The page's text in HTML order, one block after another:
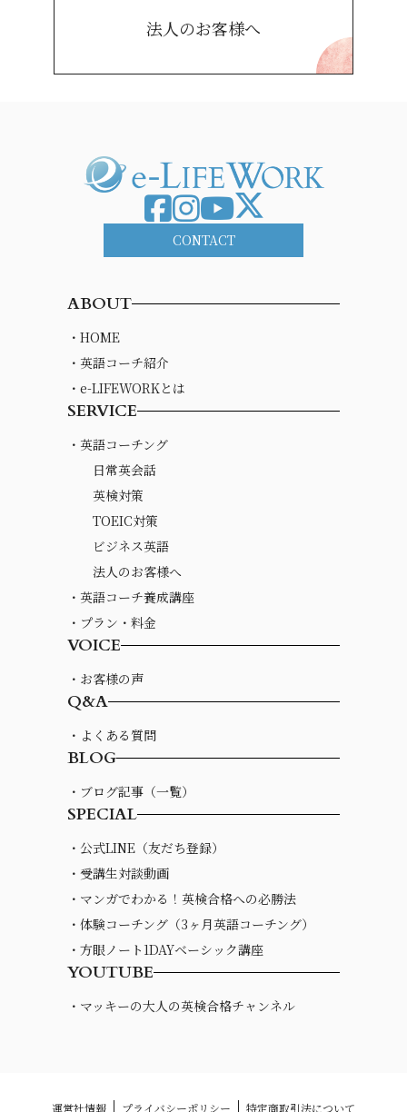
法人のお客様へ
CONTACT
ABOUT
・HOME
・英語コーチ紹介
・e-LIFEWORKとは
SERVICE
・英語コーチング
日常英会話
英検対策
TOEIC対策
ビジネス英語
法人のお客様へ
・英語コーチ養成講座
・プラン・料金
VOICE
・お客様の声
Q&A
・よくある質問
BLOG
・ブログ記事（一覧）
SPECIAL
・公式LINE（友だち登録）
・受講生対談動画
・マンガでわかる！英検合格への必勝法
・体験コーチング（3ヶ月英語コーチング）
・方眼ノート1DAYベーシック講座
YOUTUBE
・マッキーの大人の英検合格チャンネル
運営社情報 プライバシーポリシー 特定商取引法について